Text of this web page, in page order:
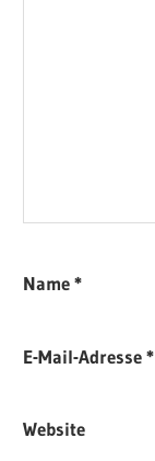
Name*
E-Mail-Adresse*
Website